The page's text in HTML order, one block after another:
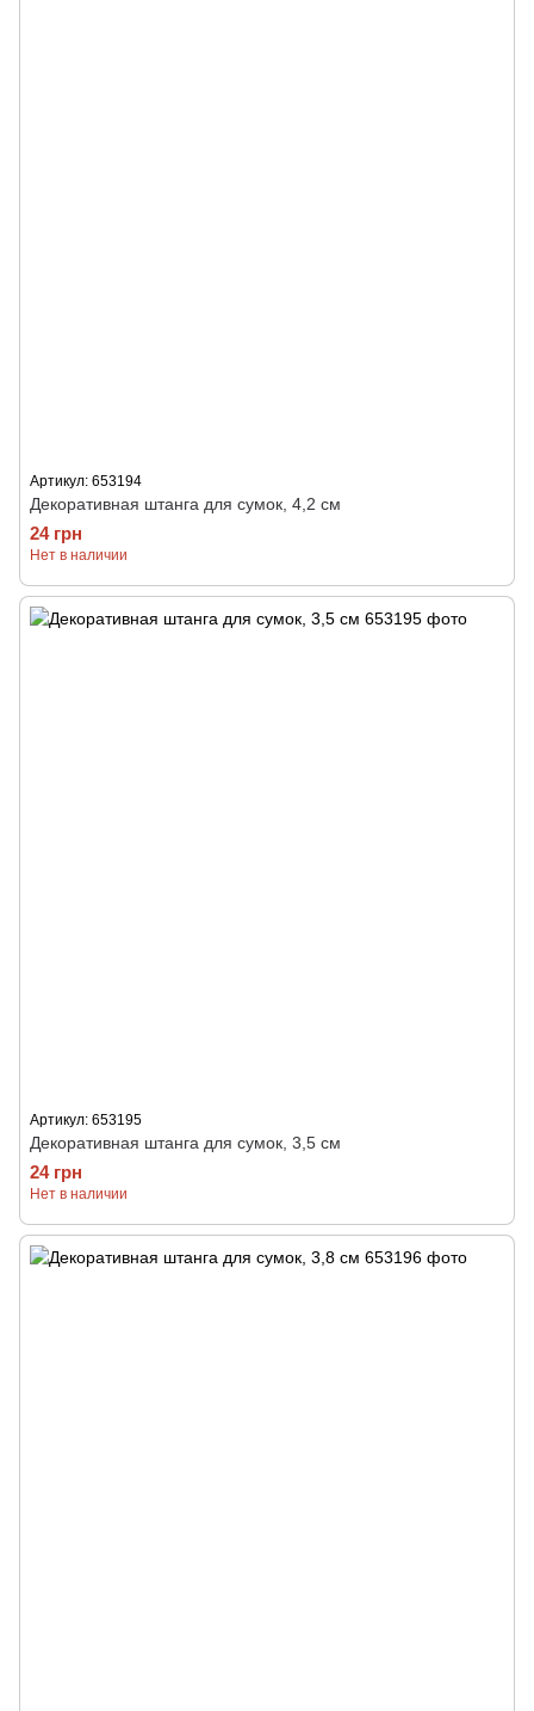
Артикул: 653194
Декоративная штанга для сумок, 4,2 см
24 грн
Нет в наличии
Артикул: 653195
Декоративная штанга для сумок, 3,5 см
24 грн
Нет в наличии